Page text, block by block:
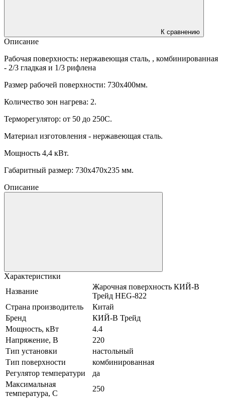
К сравнению
Описание
Рабочая поверхность: нержавеющая сталь, , комбинированная
- 2/3 гладкая и 1/3 рифлена
Размер рабочей поверхности: 730х400мм.
Количество зон нагрева: 2.
Терморегулятор: от 50 до 250C.
Материал изготовления - нержавеющая сталь.
Мощность 4,4 кВт.
Габаритный размер: 730х470х235 мм.
Описание
Характеристики
Название
Жарочная поверхность КИЙ-В
Трейд HEG-822
Страна производитель
Китай
Бренд
КИЙ-В Трейд
Мощность, кВт
4.4
Напряжение, В
220
Тип установки
настольный
Тип поверхности
комбинированная
Регулятор температури
да
Максимальная
температура, С
250